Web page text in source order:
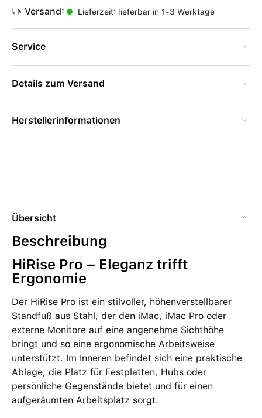
Versand: Lieferzeit: lieferbar in 1-3 Werktage
Service
Details zum Versand
Herstellerinformationen
Übersicht
Beschreibung
HiRise Pro – Eleganz trifft
Ergonomie
Der HiRise Pro ist ein stilvoller, höhenverstellbarer
Standfuß aus Stahl, der den iMac, iMac Pro oder
externe Monitore auf eine angenehme Sichthöhe
bringt und so eine ergonomische Arbeitsweise
unterstützt. Im Inneren befindet sich eine praktische
Ablage, die Platz für Festplatten, Hubs oder
persönliche Gegenstände bietet und für einen
aufgeräumten Arbeitsplatz sorgt.